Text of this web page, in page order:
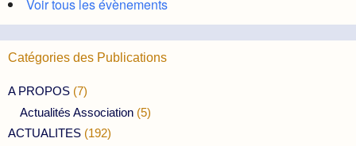
Voir tous les évènements
Catégories des Publications
A PROPOS (7)
Actualités Association (5)
ACTUALITES (192)